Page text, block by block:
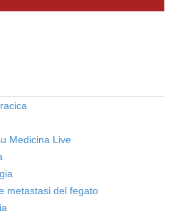
Medicina Live
metastasi del fegato